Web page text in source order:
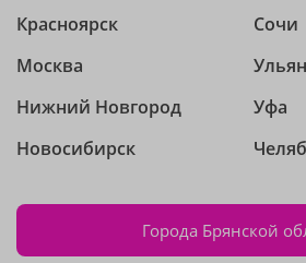
Красноярск
Москва
Нижний Новгород
Новосибирск
Сочи
Уфа
Города Брянской